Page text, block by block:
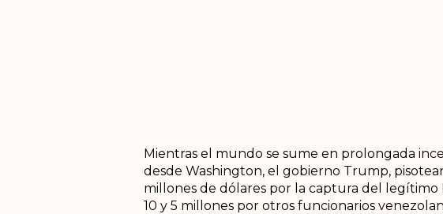
Mientras el mundo se sume en prolongada
desde Washington, el gobierno Trump,
millones de dólares por la captura del legítimo
10 y 5 millones por otros funcionarios